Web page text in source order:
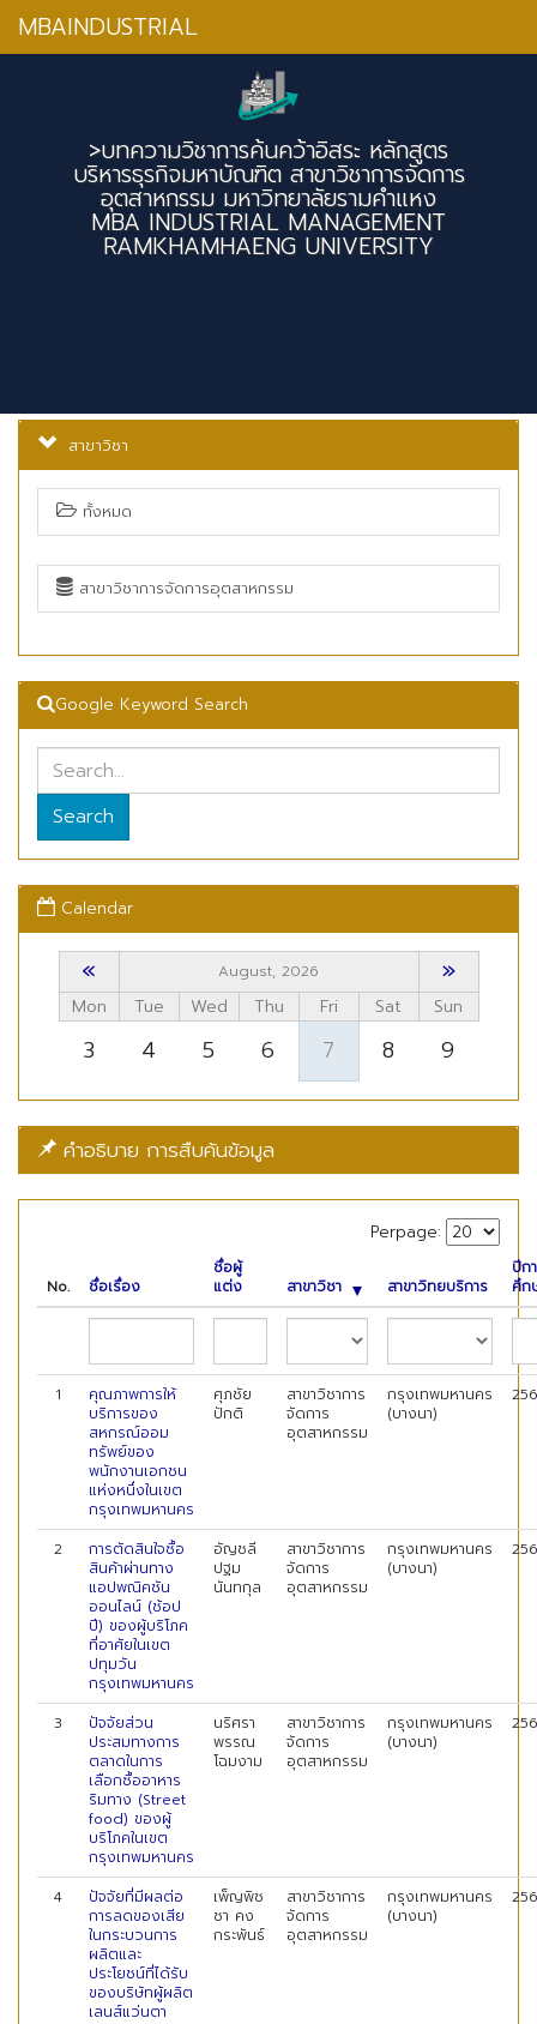
MBAINDUSTRIAL
>บทความวิชาการค้นคว้าอิสระ หลักสูตร
บริหารธุรกิจมหาบัณฑิต สาขาวิชาการจัดการ
อุตสาหกรรม มหาวิทยาลัยรามคำแหง
MBA INDUSTRIAL MANAGEMENT
RAMKHAMHAENG UNIVERSITY
สาขาวิชา
ทั้งหมด
สาขาวิชาการจัดการอุตสาหกรรม
Google Keyword Search
Search
Calendar
« August, 2026 »
Mon Tue Wed Thu Fri Sat Sun
3 4 5 6 7 8 9
คำอธิบาย การสืบค้นข้อมูล
Perpage:
No. ชื่อเรื่อง
ชื่อผู้
แต่ง
สาขาวิชา สาขาวิทยบริการ
ปีก
ศึก
1
คุณภาพการให้
บริการของ
สหกรณ์ออม
ทรัพย์ของ
พนักงานเอกชน
แห่งหนึ่งในเขต
กรุงเทพมหานคร
ศุภชัย
ปักติ
สาขาวิชาการ
จัดการ
อุตสาหกรรม
กรุงเทพมหานคร
(บางนา)
2
การตัดสินใจซื้อ
สินค้าผ่านทาง
แอปพณิคชัน
ออนไลน์ (ช้อป
ปี) ของผู้บริโภค
ที่อาศัยในเขต
ปทุมวัน
กรุงเทพมหานคร
อัญชลี
ปฐม
นันทกุล
สาขาวิชาการ
จัดการ
อุตสาหกรรม
กรุงเทพมหานคร
(บางนา)
3
ปัจจัยส่วน
ประสมทางการ
ตลาดในการ
เลือกซื้ออาหาร
ริมทาง (Street
food) ของผู้
บริโภคในเขต
กรุงเทพมหานคร
นริศรา
พรรณ
โฉมงาม
สาขาวิชาการ
จัดการ
อุตสาหกรรม
กรุงเทพมหานคร
(บางนา)
4
ปัจจัยที่มีผลต่อ
การลดของเสีย
ในกระบวนการ
ผลิตและ
ประโยชน์ที่ได้รับ
ของบริษัทผู้ผลิต
เลนส์แว่นตา
เพ็ญพิช
ชา คง
กระพันธ์
สาขาวิชาการ
จัดการ
อุตสาหกรรม
กรุงเทพมหานคร
(บางนา)